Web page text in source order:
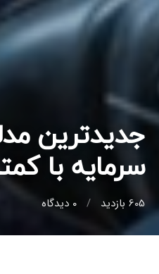
جدیدترین
سرمایه با
605 بازدید 0 دیدگاه